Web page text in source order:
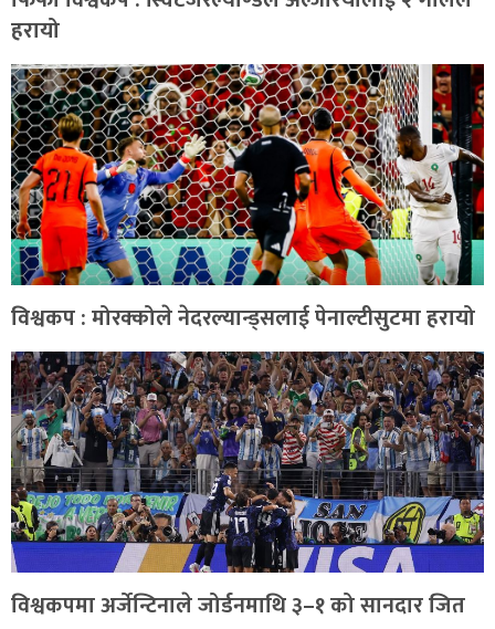
हरायो
विश्वकप : मोरक्कोले नेदरल्यान्ड्सलाई पेनाल्टीसुटमा हरायो
विश्वकपमा अर्जेन्टिनाले जोर्डनमाथि ३–१ को सानदार जित